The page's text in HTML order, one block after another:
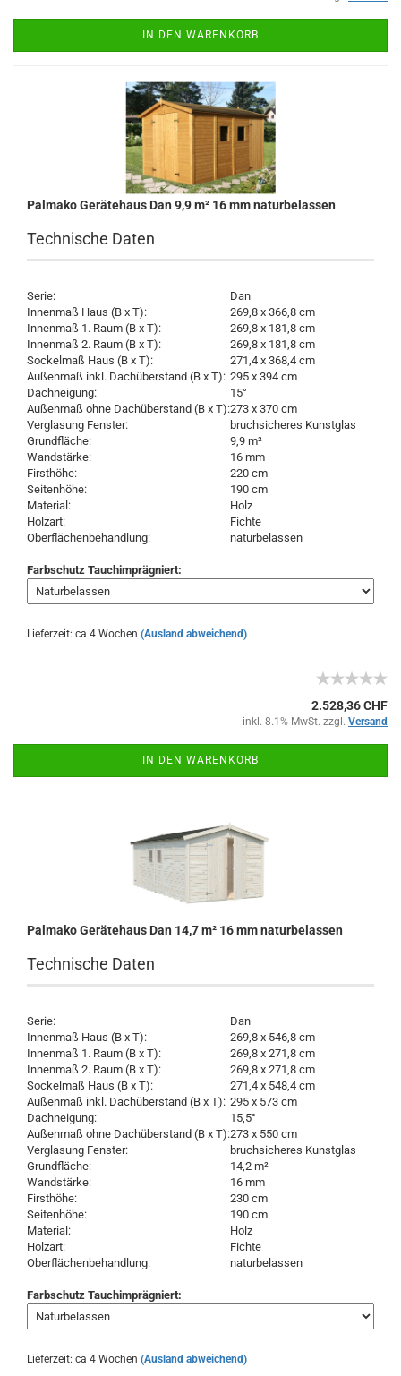
IN DEN WARENKORB
Palmako Gerätehaus Dan 9,9 m² 16 mm naturbelassen
Technische Daten
Serie:
Dan
Innenmaß Haus (B x T):
269,8 x 366,8 cm
Innenmaß 1. Raum (B x T):
269,8 x 181,8 cm
Innenmaß 2. Raum (B x T):
269,8 x 181,8 cm
Sockelmaß Haus (B x T):
271,4 x 368,4 cm
Außenmaß inkl. Dachüberstand (B x T): 295 x 394 cm
Dachneigung:
15°
Außenmaß ohne Dachüberstand (B x T):273 x 370 cm
Verglasung Fenster:
bruchsicheres Kunstglas
Grundfläche:
9,9 m²
Wandstärke:
16 mm
Firsthöhe:
220 cm
Seitenhöhe:
190 cm
Material:
Holz
Holzart:
Fichte
Oberflächenbehandlung:
naturbelassen
Farbschutz Tauchimprägniert:
Lieferzeit: ca 4 Wochen (Ausland abweichend)
2.528,36 CHF
inkl. 8.1% MwSt. zzgl. Versand
IN DEN WARENKORB
Palmako Gerätehaus Dan 14,7 m² 16 mm naturbelassen
Technische Daten
Serie:
Dan
Innenmaß Haus (B x T):
269,8 x 546,8 cm
Innenmaß 1. Raum (B x T):
269,8 x 271,8 cm
Innenmaß 2. Raum (B x T):
269,8 x 271,8 cm
Sockelmaß Haus (B x T):
271,4 x 548,4 cm
Außenmaß inkl. Dachüberstand (B x T): 295 x 573 cm
Dachneigung:
15,5°
Außenmaß ohne Dachüberstand (B x T):273 x 550 cm
Verglasung Fenster:
bruchsicheres Kunstglas
Grundfläche:
14,2 m²
Wandstärke:
16 mm
Firsthöhe:
230 cm
Seitenhöhe:
190 cm
Material:
Holz
Holzart:
Fichte
Oberflächenbehandlung:
naturbelassen
Farbschutz Tauchimprägniert:
Lieferzeit: ca 4 Wochen (Ausland abweichend)